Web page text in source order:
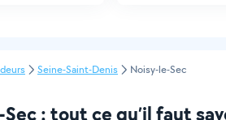
Seine-Saint-Denis Noisy-le-Sec
: tout ce qu’il faut